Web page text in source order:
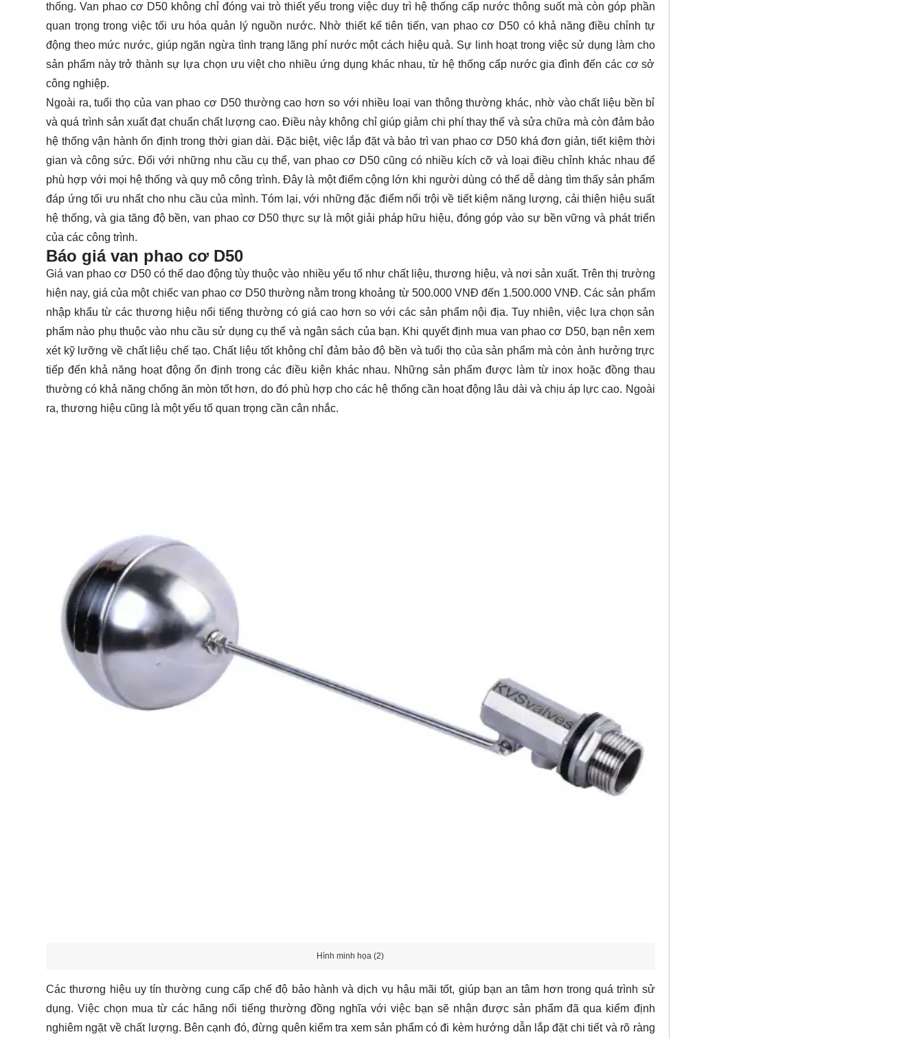
thống. Van phao cơ D50 không chỉ đóng vai trò thiết yếu trong việc duy trì hệ thống cấp nước thông suốt mà còn góp phần
quan trọng trong việc tối ưu hóa quản lý nguồn nước. Nhờ thiết kế tiên tiến, van phao cơ D50 có khả năng điều chỉnh tự
động theo mức nước, giúp ngăn ngừa tình trạng lãng phí nước một cách hiệu quả. Sự linh hoạt trong việc sử dụng làm cho
sản phẩm này trở thành sự lựa chọn ưu việt cho nhiều ứng dụng khác nhau, từ hệ thống cấp nước gia đình đến các cơ sở
công nghiệp.
Ngoài ra, tuổi thọ của van phao cơ D50 thường cao hơn so với nhiều loại van thông thường khác, nhờ vào chất liệu bền bỉ
và quá trình sản xuất đạt chuẩn chất lượng cao. Điều này không chỉ giúp giảm chi phí thay thế và sửa chữa mà còn đảm bảo
hệ thống vận hành ổn định trong thời gian dài. Đặc biệt, việc lắp đặt và bảo trì van phao cơ D50 khá đơn giản, tiết kiệm thời
gian và công sức. Đối với những nhu cầu cụ thể, van phao cơ D50 cũng có nhiều kích cỡ và loại điều chỉnh khác nhau để
phù hợp với mọi hệ thống và quy mô công trình. Đây là một điểm cộng lớn khi người dùng có thể dễ dàng tìm thấy sản phẩm
đáp ứng tối ưu nhất cho nhu cầu của mình. Tóm lại, với những đặc điểm nổi trội về tiết kiệm năng lượng, cải thiện hiệu suất
hệ thống, và gia tăng độ bền, van phao cơ D50 thực sự là một giải pháp hữu hiệu, đóng góp vào sự bền vững và phát triển
của các công trình.
Báo giá van phao cơ D50
Giá van phao cơ D50 có thể dao động tùy thuộc vào nhiều yếu tố như chất liệu, thương hiệu, và nơi sản xuất. Trên thị trường
hiện nay, giá của một chiếc van phao cơ D50 thường nằm trong khoảng từ 500.000 VNĐ đến 1.500.000 VNĐ. Các sản phẩm
nhập khẩu từ các thương hiệu nổi tiếng thường có giá cao hơn so với các sản phẩm nội địa. Tuy nhiên, việc lựa chọn sản
phẩm nào phụ thuộc vào nhu cầu sử dụng cụ thể và ngân sách của bạn. Khi quyết định mua van phao cơ D50, bạn nên xem
xét kỹ lưỡng về chất liệu chế tạo. Chất liệu tốt không chỉ đảm bảo độ bền và tuổi thọ của sản phẩm mà còn ảnh hưởng trực
tiếp đến khả năng hoạt động ổn định trong các điều kiện khác nhau. Những sản phẩm được làm từ inox hoặc đồng thau
thường có khả năng chống ăn mòn tốt hơn, do đó phù hợp cho các hệ thống cần hoạt động lâu dài và chịu áp lực cao. Ngoài
ra, thương hiệu cũng là một yếu tố quan trọng cần cân nhắc.
Hình minh họa (2)
Các thương hiệu uy tín thường cung cấp chế độ bảo hành và dịch vụ hậu mãi tốt, giúp bạn an tâm hơn trong quá trình sử
dụng. Việc chọn mua từ các hãng nổi tiếng thường đồng nghĩa với việc bạn sẽ nhận được sản phẩm đã qua kiểm định
nghiêm ngặt về chất lượng. Bên cạnh đó, đừng quên kiểm tra xem sản phẩm có đi kèm hướng dẫn lắp đặt chi tiết và rõ ràng